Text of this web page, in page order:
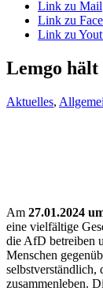
Link zu Mail
Link zu
Link zu
Lemgo
Aktuelles,
Am 27.01.2024
eine vielfältige
die AfD betreiben
Menschen
selbstverständlich,
zusammenleben.